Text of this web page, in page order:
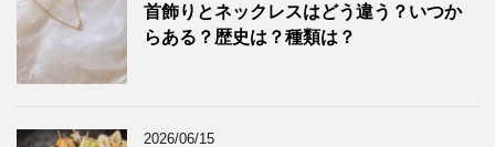
首飾りとネックレスはどう違う？いつか
らある？歴史は？種類は？
2026/06/15